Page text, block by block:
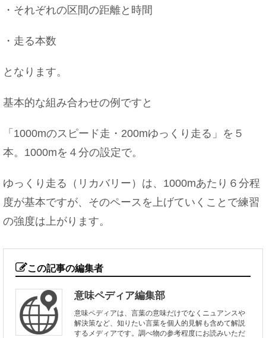
・それぞれの区間の距離と時間
・走る本数
となります。
基本的な組み合わせの例ですと
「1000mのスピード走・200mゆっくり走る」を５
本。1000mを４分の設定で。
ゆっくり走る（リカバリー）は、1000mあたり６分程
度が基本ですが、そのペースを上げていくことで練習
の強度は上がります。
この記事の編集者
意味ペディア編集部
意味ペディアは、言葉の意味だけでなくニュアンスや
解決策など、知りたい言葉を個人的見解も含めて解説
するメディアです。調べ物の参考程度にお読みいただ